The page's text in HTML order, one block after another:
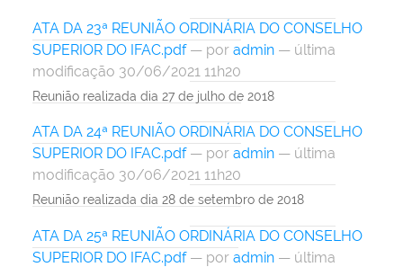
ATA DA 23ª REUNIÃO ORDINÁRIA DO CONSELHO
SUPERIOR DO IFAC.pdf — por admin — última
modificação 30/06/2021 11h20
Reunião realizada dia 27 de julho de 2018
ATA DA 24ª REUNIÃO ORDINÁRIA DO CONSELHO
SUPERIOR DO IFAC.pdf — por admin — última
modificação 30/06/2021 11h20
Reunião realizada dia 28 de setembro de 2018
ATA DA 25ª REUNIÃO ORDINÁRIA DO CONSELHO
SUPERIOR DO IFAC.pdf — por admin — última